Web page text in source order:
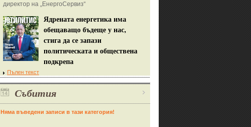
директор на „ЕнергоСервиз“
Ядрената енергетика има
обещаващо бъдеще у нас,
стига да се запази
политическата и обществена
подкрепа
Пълен текст
Събития
Няма въведени записи в тази категория!